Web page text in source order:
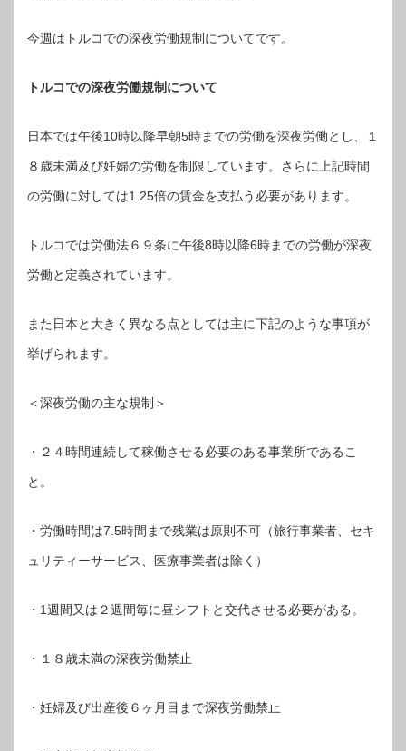
今週はトルコでの深夜労働規制についてです。
トルコでの深夜労働規制について
日本では午後10時以降早朝5時までの労働を深夜労働とし、１
８歳未満及び妊婦の労働を制限しています。さらに上記時間
の労働に対しては1.25倍の賃金を支払う必要があります。
トルコでは労働法６９条に午後8時以降6時までの労働が深夜
労働と定義されています。
また日本と大きく異なる点としては主に下記のような事項が
挙げられます。
＜深夜労働の主な規制＞
・２４時間連続して稼働させる必要のある事業所であるこ
と。
・労働時間は7.5時間まで残業は原則不可（旅行事業者、セキ
ュリティーサービス、医療事業者は除く）
・1週間又は２週間毎に昼シフトと交代させる必要がある。
・１８歳未満の深夜労働禁止
・妊婦及び出産後６ヶ月目まで深夜労働禁止